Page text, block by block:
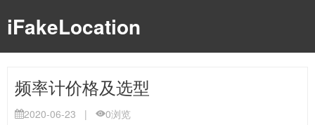
iFakeLocation
频率计价格及选型
2020-06-23 | 0浏览